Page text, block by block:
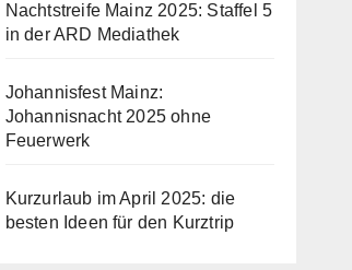
Nachtstreife Mainz 2025: Staffel 5
in der ARD Mediathek
Johannisfest Mainz:
Johannisnacht 2025 ohne
Feuerwerk
Kurzurlaub im April 2025: die
besten Ideen für den Kurztrip